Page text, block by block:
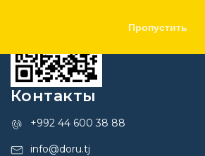
Пропустить
Контакты
+992 44 600 38 88
info@doru.tj